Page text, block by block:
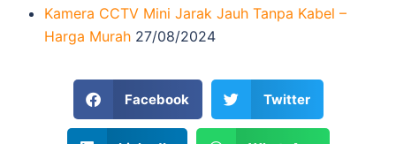
Kamera CCTV Mini Jarak Jauh Tanpa Kabel –
Harga Murah 27/08/2024
Facebook Twitter